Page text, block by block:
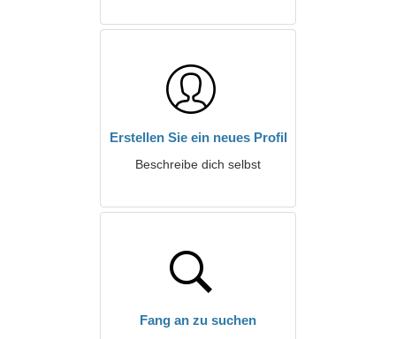
Erstellen Sie ein neues Profil
Beschreibe dich selbst
Fang an zu suchen